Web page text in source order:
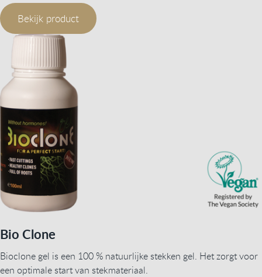
Bekijk product
Bio Clone
Bioclone gel is een 100 % natuurlijke stekken gel. Het zorgt voor
een optimale start van stekmateriaal.